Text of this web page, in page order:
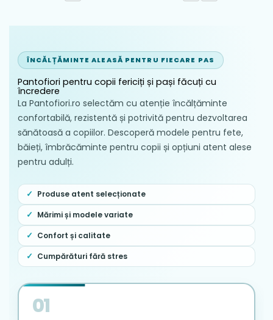
ÎNCĂLȚĂMINTE ALEASĂ PENTRU FIECARE PAS
Pantofiori pentru copii fericiți și pași făcuți cu
încredere
La Pantofiori.ro selectăm cu atenție încălțăminte
confortabilă, rezistentă și potrivită pentru dezvoltarea
sănătoasă a copiilor. Descoperă modele pentru fete,
băieți, îmbrăcăminte pentru copii și opțiuni atent alese
pentru adulți.
Produse atent selecționate
Mărimi și modele variate
Confort și calitate
Cumpărături fără stres
01